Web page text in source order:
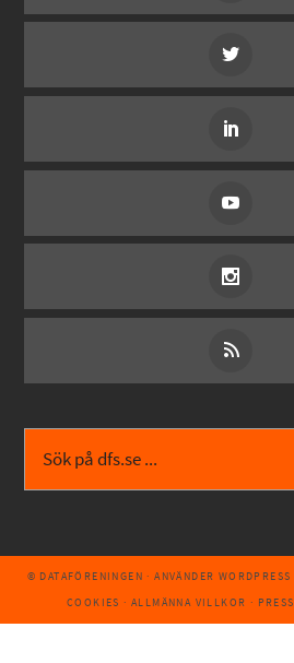
© DATAFÖRENINGEN · ANVÄNDER WORDPRESS
COOKIES · ALLMÄNNA VILLKOR · PRESS